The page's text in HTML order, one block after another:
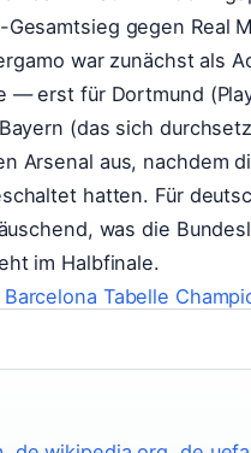
gegen Real
war zunächst als
— erst für Dortmund
(das sich
Arsenal aus, nachdem
hatten. Für
was die
im Halbfinale.
Barcelona Tabelle